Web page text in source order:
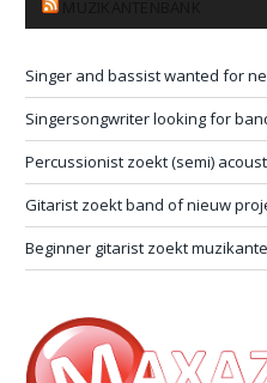
Singer and bassist wanted for
Singersongwriter looking for
Percussionist zoekt (semi)
Gitarist zoekt band of nieuw
Beginner gitarist zoekt